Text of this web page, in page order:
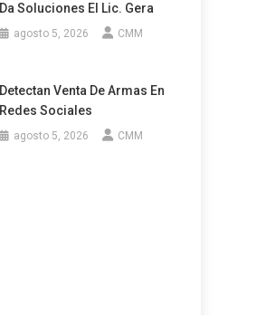
Da Soluciones El Lic. Gera
agosto 5, 2026 CMM
Detectan Venta De Armas En
Redes Sociales
agosto 5, 2026 CMM